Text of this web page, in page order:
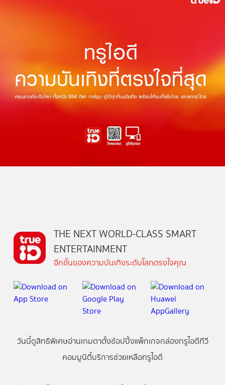
THE NEXT WORLD-CLASS SMART
ENTERTAINMENT
อีกขั้นของความบันเทิงระดับโลกตรงใจคุณ
วันนี้ดูสิทธิพิเศษอ่านเกมตาตั้งช้อปปิ้งแพ็กเกจกล่องทรูไอดีทีวี
คอมมูนิตี้บริการช่วยเหลือทรูไอดี